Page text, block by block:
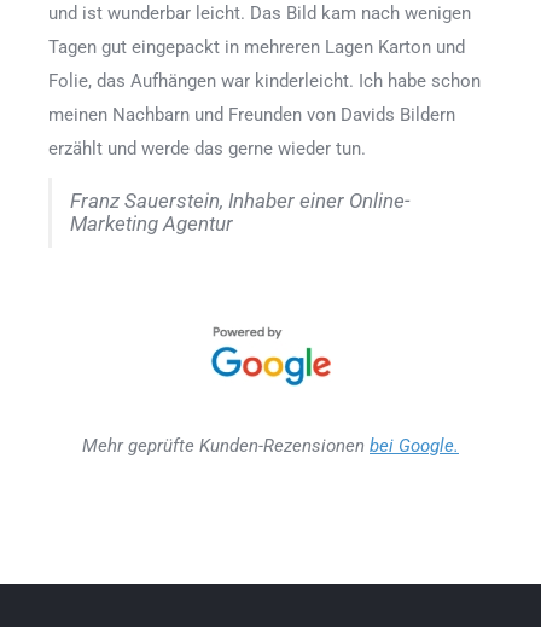
und ist wunderbar leicht. Das Bild kam nach wenigen
Tagen gut eingepackt in mehreren Lagen Karton und
Folie, das Aufhängen war kinderleicht. Ich habe schon
meinen Nachbarn und Freunden von Davids Bildern
erzählt und werde das gerne wieder tun.
Franz Sauerstein, Inhaber einer Online-
Marketing Agentur
Mehr geprüfte Kunden-Rezensionen bei Google.